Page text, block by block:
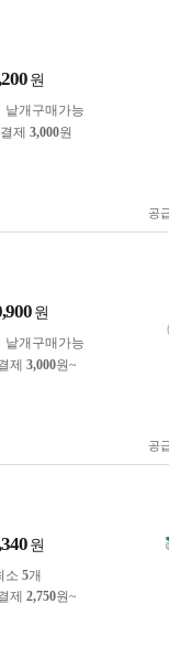
원
낱개구매가능
제 3,000원
공
원
낱개구매가능
제 3,000원~
공
원
소 5개
제 2,750원~